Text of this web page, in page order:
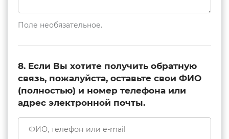
Поле необязательное.
8. Если Вы хотите получить обратную
связь, пожалуйста, оставьте свои ФИО
(полностью) и номер телефона или
адрес электронной почты.